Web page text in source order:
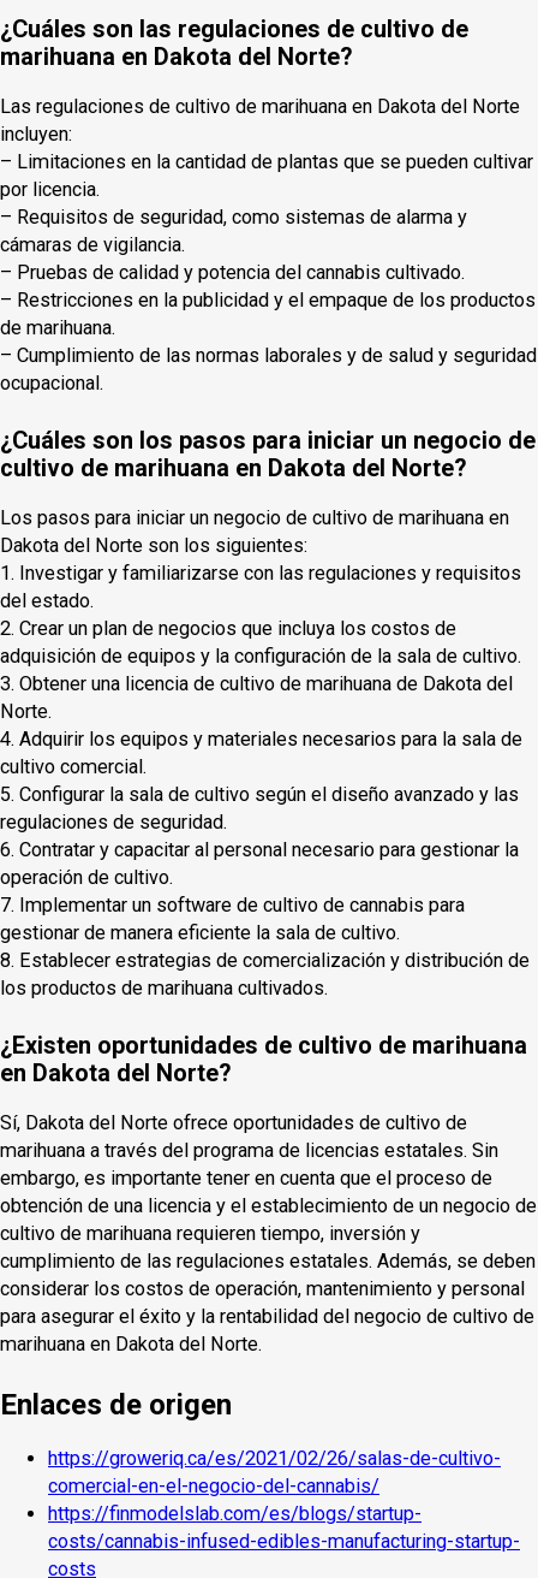
¿Cuáles son las regulaciones de cultivo de
marihuana en Dakota del Norte?
Las regulaciones de cultivo de marihuana en Dakota del Norte
incluyen:
– Limitaciones en la cantidad de plantas que se pueden cultivar
por licencia.
– Requisitos de seguridad, como sistemas de alarma y
cámaras de vigilancia.
– Pruebas de calidad y potencia del cannabis cultivado.
– Restricciones en la publicidad y el empaque de los productos
de marihuana.
– Cumplimiento de las normas laborales y de salud y seguridad
ocupacional.
¿Cuáles son los pasos para iniciar un negocio de
cultivo de marihuana en Dakota del Norte?
Los pasos para iniciar un negocio de cultivo de marihuana en
Dakota del Norte son los siguientes:
1. Investigar y familiarizarse con las regulaciones y requisitos
del estado.
2. Crear un plan de negocios que incluya los costos de
adquisición de equipos y la configuración de la sala de cultivo.
3. Obtener una licencia de cultivo de marihuana de Dakota del
Norte.
4. Adquirir los equipos y materiales necesarios para la sala de
cultivo comercial.
5. Configurar la sala de cultivo según el diseño avanzado y las
regulaciones de seguridad.
6. Contratar y capacitar al personal necesario para gestionar la
operación de cultivo.
7. Implementar un software de cultivo de cannabis para
gestionar de manera eficiente la sala de cultivo.
8. Establecer estrategias de comercialización y distribución de
los productos de marihuana cultivados.
¿Existen oportunidades de cultivo de marihuana
en Dakota del Norte?
Sí, Dakota del Norte ofrece oportunidades de cultivo de
marihuana a través del programa de licencias estatales. Sin
embargo, es importante tener en cuenta que el proceso de
obtención de una licencia y el establecimiento de un negocio de
cultivo de marihuana requieren tiempo, inversión y
cumplimiento de las regulaciones estatales. Además, se deben
considerar los costos de operación, mantenimiento y personal
para asegurar el éxito y la rentabilidad del negocio de cultivo de
marihuana en Dakota del Norte.
Enlaces de origen
https://groweriq.ca/es/2021/02/26/salas-de-cultivo-
comercial-en-el-negocio-del-cannabis/
https://finmodelslab.com/es/blogs/startup-
costs/cannabis-infused-edibles-manufacturing-startup-
costs